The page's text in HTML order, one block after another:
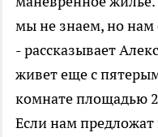
мы не знаем, но нам
- рассказывает
живет еще с
комнате площадью
Если нам предложат